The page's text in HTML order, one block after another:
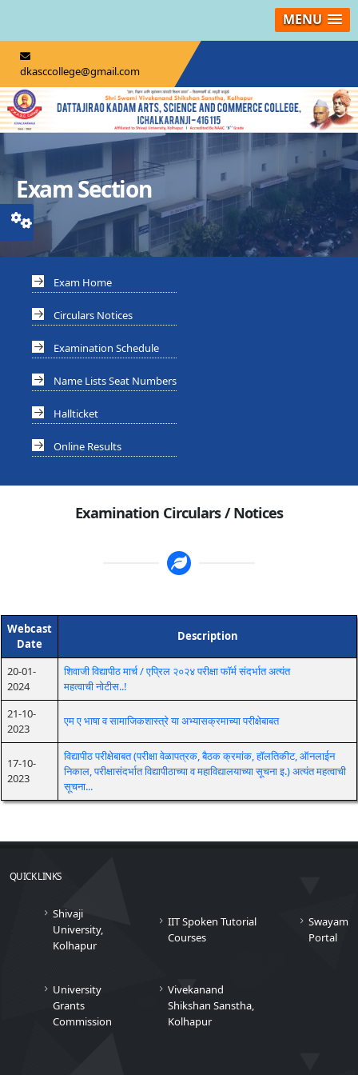
MENU
dkasccollege@gmail.com
Exam Section
Exam Home
Circulars Notices
Examination Schedule
Name Lists Seat Numbers
Hallticket
Online Results
Examination Circulars / Notices
Webcast
Date
Description
20-01-
2024
शिवाजी विद्यापीठ मार्च / एप्रिल २०२४ परीक्षा फॉर्म संदर्भात अत्यंत
महत्वाची नोटीस..!
21-10-
2023
एम ए भाषा व सामाजिकशास्त्रे या अभ्यासक्रमाच्या परीक्षेबाबत
17-10-
2023
विद्यापीठ परीक्षेबाबत (परीक्षा वेळापत्रक, बैठक क्रमांक, हॉलतिकीट, ऑनलाईन
निकाल, परीक्षासंदर्भात विद्यापीठाच्या व महाविद्यालयाच्या सूचना इ.) अत्यंत महत्वाची
सूचना...
QUICK LINKS
Shivaji
University,
Kolhapur
IIT Spoken Tutorial
Courses
Swayam
Portal
University
Grants
Commission
Vivekanand
Shikshan Sanstha,
Kolhapur